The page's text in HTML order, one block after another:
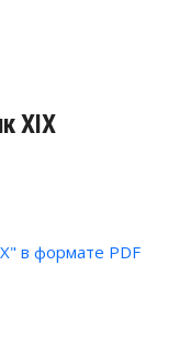
XIX
в формате PDF